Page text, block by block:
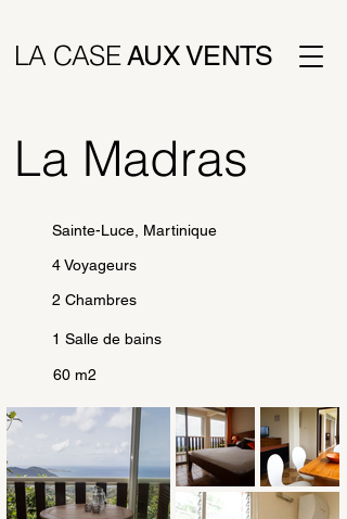
LA CASE AUX VENTS
La Madras
Sainte-Luce, Martinique
4 Voyageurs
2 Chambres
1 Salle de bains
60 m2